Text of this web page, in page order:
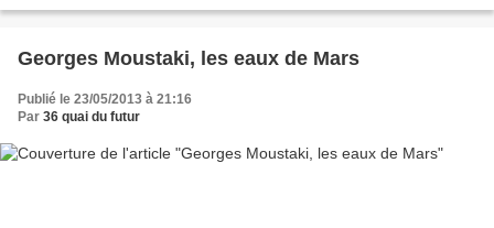
Georges Moustaki, les eaux de Mars
Publié le 23/05/2013 à 21:16
Par 36 quai du futur